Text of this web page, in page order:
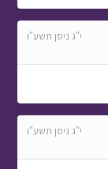
י"ג ניסן תשע"ו
י"ג ניסן תשע"ו